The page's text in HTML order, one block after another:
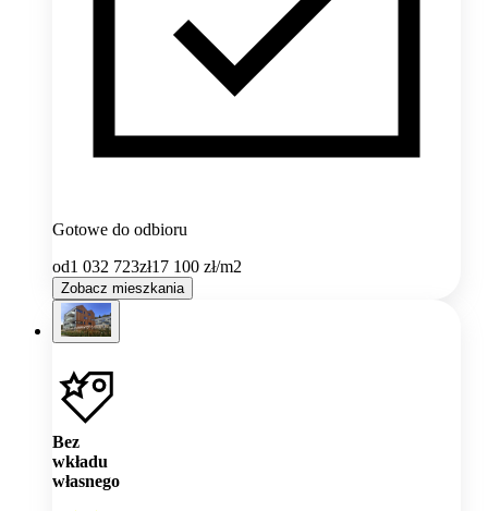
Gotowe do odbioru
od1 032 723zł17 100 zł/m2
Zobacz mieszkania
Bez
wkładu
własnego